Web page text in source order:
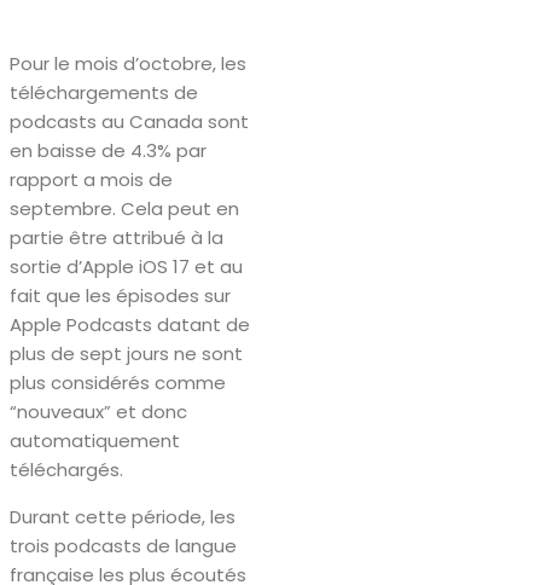
Pour le mois d’octobre, les
téléchargements de
podcasts au Canada sont
en baisse de 4.3% par
rapport a mois de
septembre. Cela peut en
partie être attribué à la
sortie d’Apple iOS 17 et au
fait que les épisodes sur
Apple Podcasts datant de
plus de sept jours ne sont
plus considérés comme
“nouveaux” et donc
automatiquement
téléchargés.
Durant cette période, les
trois podcasts de langue
française les plus écoutés